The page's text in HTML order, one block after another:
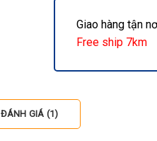
Giao hàng tận
Free ship 7km
ĐÁNH GIÁ (1)